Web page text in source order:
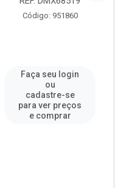
Código: 951860
Faça seu login
ou
cadastre-se
para ver preços
e comprar